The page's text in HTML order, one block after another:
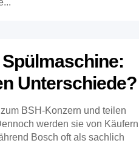
Unterschiede?
BSH-Konzern und teilen
werden sie von Käufern
Bosch oft als sachlich